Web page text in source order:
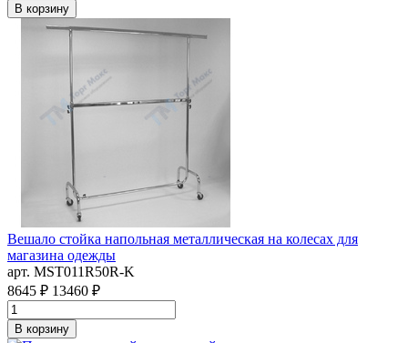
В корзину
Вешало стойка напольная металлическая на колесах для
магазина одежды
арт. MST011R50R-K
8645 ₽ 13460 ₽
В корзину